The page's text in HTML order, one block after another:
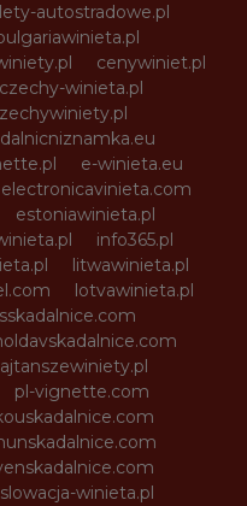
autostradowe.pl
cenywiniet.pl
czechy-winieta.pl
dalnicniznamka.eu
e-winieta.eu
electronicavinieta.com
estoniawinieta.pl
info365.pl
litwawinieta.pl
lotvawinieta.pl
pl-vignette.com
slowacja-winieta.pl